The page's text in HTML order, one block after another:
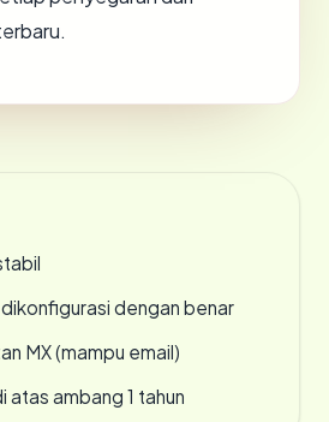
dengan benar
MX (mampu email)
atas ambang 1 tahun